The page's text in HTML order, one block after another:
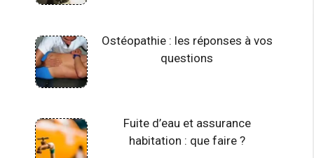
Ostéopathie : les réponses à vos
questions
Fuite d’eau et assurance
habitation : que faire ?